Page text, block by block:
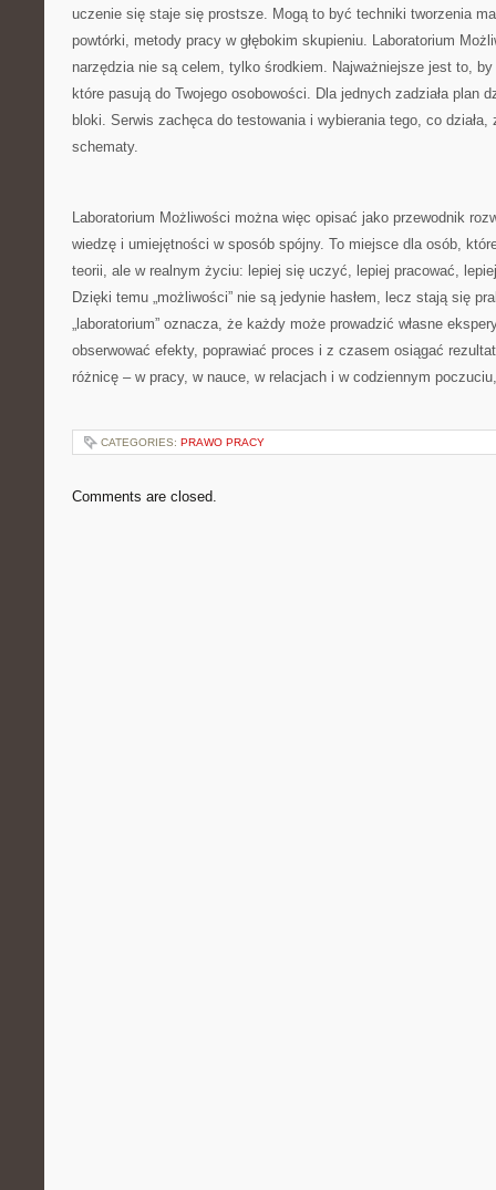
uczenie się staje się prostsze. Mogą to być techniki tworzenia
powtórki, metody pracy w głębokim skupieniu. Laboratorium
narzędzia nie są celem, tylko środkiem. Najważniejsze jest to,
które pasują do Twojego osobowości. Dla jednych zadziała plan
bloki. Serwis zachęca do testowania i wybierania tego, co
schematy.
Laboratorium Możliwości można więc opisać jako przewodnik
wiedzę i umiejętności w sposób spójny. To miejsce dla osób,
teorii, ale w realnym życiu: lepiej się uczyć, lepiej pracować,
Dzięki temu „możliwości” nie są jedynie hasłem, lecz stają się
„laboratorium” oznacza, że każdy może prowadzić własne
obserwować efekty, poprawiać proces i z czasem osiągać
różnicę – w pracy, w nauce, w relacjach i w codziennym
CATEGORIES: PRAWO PRACY
Comments are closed.